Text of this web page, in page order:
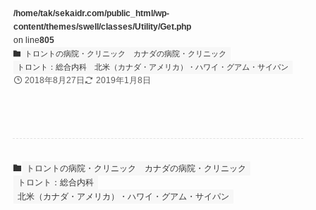
/home/tak/sekaidr.com/public_html/wp-
content/themes/swell/classes/Utility/Get.php
on line805
トロントの病院・クリニック
カナダの病院・クリニック
トロント：総合内科
北米（カナダ・アメリカ）・ハワイ・グアム・サイパン
2018年8月27日 2019年1月8日
トロントの病院・クリニック
カナダの病院・クリニック
トロント：総合内科
北米（カナダ・アメリカ）・ハワイ・グアム・サイパン